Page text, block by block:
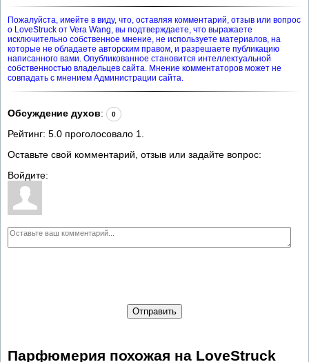
Пожалуйста, имейте в виду, что, оставляя комментарий, отзыв или вопрос
о LoveStruck от Vera Wang, вы подтверждаете, что выражаете
исключительно собственное мнение, не используете материалов, на
которые не обладаете авторским правом, и разрешаете публикацию
написанного вами. Опубликованное становится интеллектуальной
собственностью владельцев сайта. Мнение комментаторов может не
совпадать с мнением Администрации сайта.
Обсуждение духов: 0
Рейтинг: 5.0 проголосовало 1.
Оставьте свой комментарий, отзыв или задайте вопрос:
Войдите:
Отправить
Парфюмерия похожая на LoveStruck